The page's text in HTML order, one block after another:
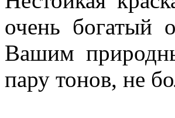
очень богатый
Вашим
пару тонов, не